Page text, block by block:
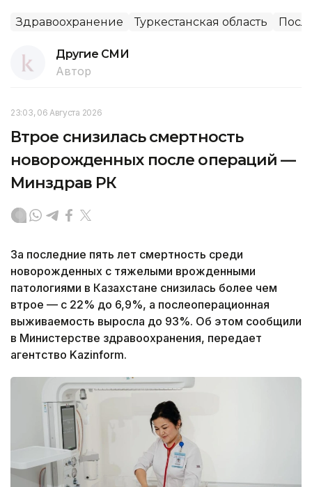
Здравоохранение Туркестанская область
Другие СМИ
Автор
23:03, 06 Августа 2026
Втрое снизилась смертность
новорожденных после операций —
Минздрав РК
За последние пять лет смертность среди
новорожденных с тяжелыми врожденными
патологиями в Казахстане снизилась более чем
втрое — с 22% до 6,9%, а послеоперационная
выживаемость выросла до 93%. Об этом сообщили
в Министерстве здравоохранения, передает
агентство Kazinform.